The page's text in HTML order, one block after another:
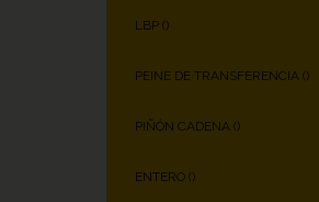
LBP ()
PEINE DE TRANSFERENCIA ()
PIÑÓN CADENA ()
ENTERO ()